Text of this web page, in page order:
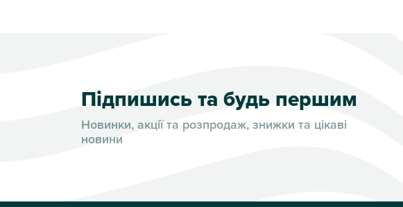
Підпишись та будь першим
Новинки, акції та розпродаж, знижки та цікаві
новини